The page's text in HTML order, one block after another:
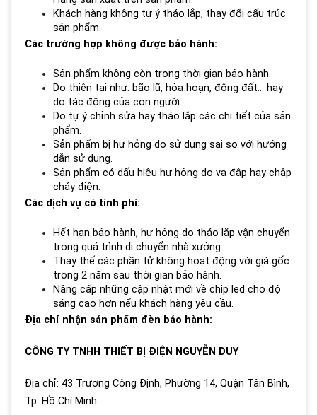
Khách hàng không tự ý tháo lắp, thay đổi cấu trúc
sản phẩm.
Các trường hợp không được bảo hành:
Sản phẩm không còn trong thời gian bảo hành.
Do thiên tai như: bão lũ, hỏa hoạn, động đất… hay
do tác động của con người.
Do tự ý chỉnh sửa hay tháo lắp các chi tiết của sản
phẩm.
Sản phẩm bị hư hỏng do sử dụng sai so với hướng
dẫn sử dụng.
Sản phẩm có dấu hiệu hư hỏng do va đập hay chập
cháy điện.
Các dịch vụ có tính phí:
Hết hạn bảo hành, hư hỏng do tháo lắp vận chuyển
trong quá trình di chuyển nhà xưởng.
Thay thế các phần tử không hoạt động với giá gốc
trong 2 năm sau thời gian bảo hành.
Nâng cấp những cập nhật mới về chip led cho độ
sáng cao hơn nếu khách hàng yêu cầu.
Địa chỉ nhận sản phẩm đèn bảo hành:
CÔNG TY TNHH THIẾT BỊ ĐIỆN NGUYỄN DUY
Địa chỉ: 43 Trương Công Định, Phường 14, Quận Tân Bình,
Tp. Hồ Chí Minh